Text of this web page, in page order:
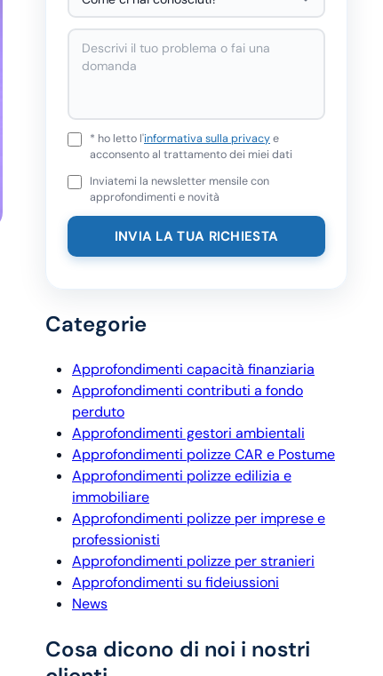
* ho letto l'informativa sulla privacye
acconsento al trattamento dei miei dati
Inviatemi la newsletter mensile con
approfondimenti e novità
Categorie
Approfondimenti capacità finanziaria
Approfondimenti contributi a fondo
perduto
Approfondimenti gestori ambientali
Approfondimenti polizze CAR e Postume
Approfondimenti polizze edilizia e
immobiliare
Approfondimenti polizze per imprese e
professionisti
Approfondimenti polizze per stranieri
Approfondimenti su fideiussioni
News
Cosa dicono di noi i nostri